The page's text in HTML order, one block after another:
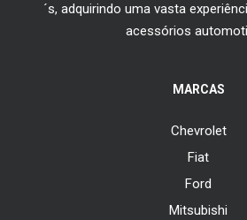
´s, adquirindo uma vasta
acessórios
MARCAS
Chevrolet
Fiat
Ford
Mitsubishi